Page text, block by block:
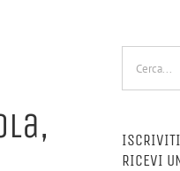
ISCRIVITI
RICEVI